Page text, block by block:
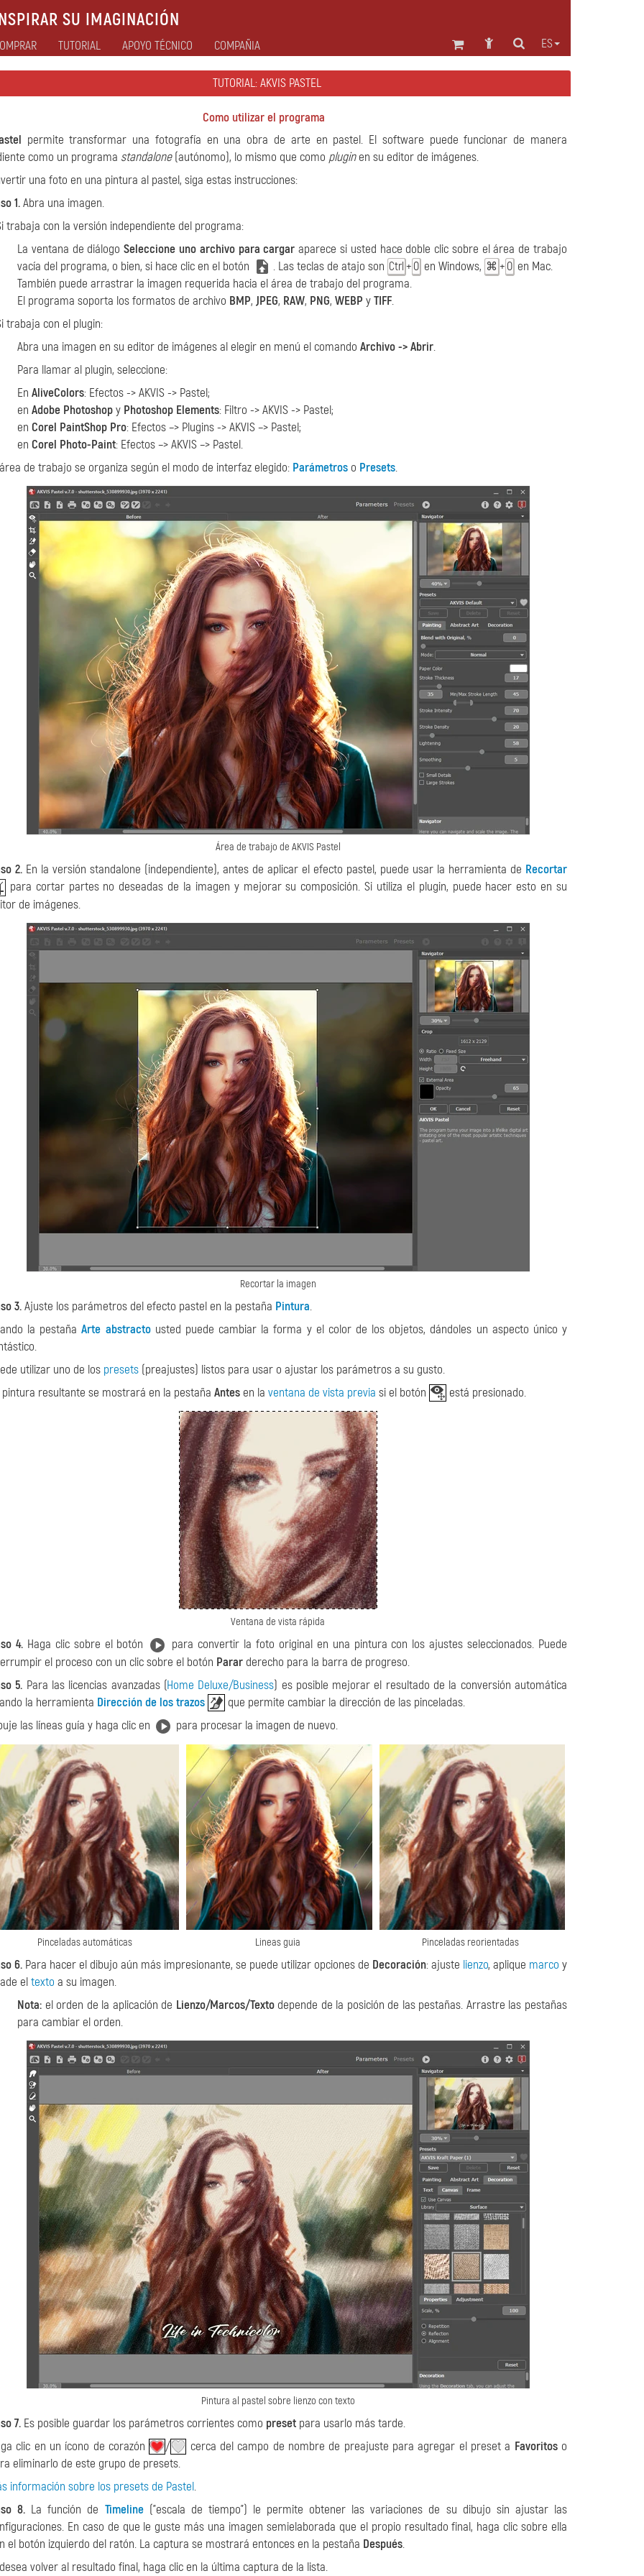
SU IMAGINACIÓN
ES
TUTORIAL APOYO TÉCNICO COMPAÑIA
TUTORIAL: AKVIS PASTEL
Como utilizar el programa
permite transformar una fotografía en una obra de arte en pastel. El software puede funcionar de manera
como un programa standalone(autónomo), lo mismo que como pluginen su editor de imágenes.
una foto en una pintura al pastel, siga estas instrucciones:
1.Abra una imagen.
trabaja con la versión independiente del programa:
La ventana de diálogoSeleccione uno archivo para cargar aparece si usted hace doble clic sobre el área de trabajo
vacía del programa, o bien, si hace clic en el botón
. Las teclas de atajo son Ctrl + O en Windows, ⌘ + O en Mac.
También puede arrastrar la imagen requerida hacia el área de trabajo del programa.
El programa soporta los formatos de archivo BMP, JPEG, RAW, PNG, WEBP yTIFF.
trabaja con el plugin:
Abra una imagen en su editor de imágenes al elegir en menú el comando Archivo -> Abrir.
Para llamar al plugin, seleccione:
En AliveColors: Efectos -> AKVIS -> Pastel;
en Adobe Photoshopy Photoshop Elements: Filtro -> AKVIS -> Pastel;
en Corel PaintShop Pro: Efectos –> Plugins -> AKVIS –> Pastel;
en Corel Photo-Paint: Efectos –> AKVIS –> Pastel.
de trabajo se organiza según el modo de interfaz elegido: Parámetros o Presets.
Área de trabajo de AKVIS Pastel
2. En la versión standalone (independiente), antes de aplicar el efecto pastel, puede usar la herramienta de Recortar
para cortar partes no deseadas de la imagen y mejorar su composición. Si utiliza el plugin, puede hacer esto en su
de imágenes.
Recortar la imagen
3.Ajuste los parámetros del efecto pastel en la pestaña Pintura.
la pestañaArte abstractousted puede cambiar la forma y el color de los objetos, dándoles un aspecto único y
utilizar uno de los presets (preajustes) listos para usar o ajustar los parámetros a su gusto.
pintura resultante se mostrará en la pestaña Antes en la ventana de vista previa si el botón está presionado.
Ventana de vista rápida
4.Haga clic sobre el botón
para convertir la foto original en una pintura con los ajustes seleccionados. Puede
el proceso con un clic sobre el botón Parar derecho para la barra de progreso.
5. Para las licencias avanzadas (Home Deluxe/Business) es posible mejorar el resultado de la conversión automática
la herramienta Dirección de los trazos
que permite cambiar la dirección de las pinceladas.
las líneas guía y haga clic en
para procesar la imagen de nuevo.
Pinceladas automáticas Lineas guia Pinceladas reorientadas
6. Para hacer el dibujo aún más impresionante, se puede utilizar opciones de Decoración: ajuste lienzo, aplique marco y
eltexto a su imagen.
Nota: el orden de la aplicación de Lienzo/Marcos/Textodepende de la posición de las pestañas. Arrastre las pestañas
para cambiar el orden.
Pintura al pastel sobre lienzo con texto
7. Es posible guardar los parámetros corrientes como preset para usarlo más tarde.
clic en un ícono de corazón
/ cerca del campo de nombre de preajuste para agregar el preset a Favoritoso
eliminarlo de este grupo de presets.
información sobre los presets de Pastel.
8. La función de Timeline("escala de tiempo") le permite obtener las variaciones de su dibujo sin ajustar las
En caso de que le guste más una imagen semielaborada que el propio resultado final, haga clic sobre ella
el botón izquierdo del ratón. La captura se mostrará entonces en la pestaña Después.
volver al resultado final, haga clic en la última captura de la lista.